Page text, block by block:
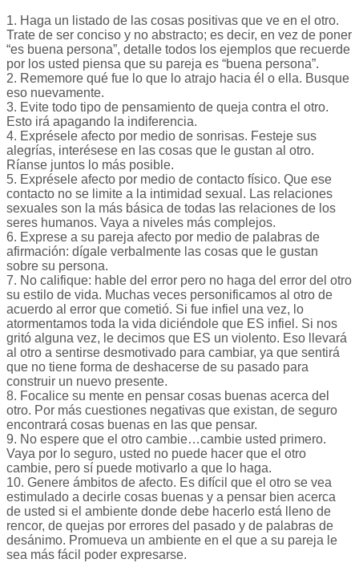
1. Haga un listado de las cosas positivas que ve en el otro.
Trate de ser conciso y no abstracto; es decir, en vez de poner
“es buena persona”, detalle todos los ejemplos que recuerde
por los usted piensa que su pareja es “buena persona”.
2. Rememore qué fue lo que lo atrajo hacia él o ella. Busque
eso nuevamente.
3. Evite todo tipo de pensamiento de queja contra el otro.
Esto irá apagando la indiferencia.
4. Exprésele afecto por medio de sonrisas. Festeje sus
alegrías, interésese en las cosas que le gustan al otro.
Ríanse juntos lo más posible.
5. Exprésele afecto por medio de contacto físico. Que ese
contacto no se limite a la intimidad sexual. Las relaciones
sexuales son la más básica de todas las relaciones de los
seres humanos. Vaya a niveles más complejos.
6. Exprese a su pareja afecto por medio de palabras de
afirmación: dígale verbalmente las cosas que le gustan
sobre su persona.
7. No califique: hable del error pero no haga del error del otro
su estilo de vida. Muchas veces personificamos al otro de
acuerdo al error que cometió. Si fue infiel una vez, lo
atormentamos toda la vida diciéndole que ES infiel. Si nos
gritó alguna vez, le decimos que ES un violento. Eso llevará
al otro a sentirse desmotivado para cambiar, ya que sentirá
que no tiene forma de deshacerse de su pasado para
construir un nuevo presente.
8. Focalice su mente en pensar cosas buenas acerca del
otro. Por más cuestiones negativas que existan, de seguro
encontrará cosas buenas en las que pensar.
9. No espere que el otro cambie…cambie usted primero.
Vaya por lo seguro, usted no puede hacer que el otro
cambie, pero sí puede motivarlo a que lo haga.
10. Genere ámbitos de afecto. Es difícil que el otro se vea
estimulado a decirle cosas buenas y a pensar bien acerca
de usted si el ambiente donde debe hacerlo está lleno de
rencor, de quejas por errores del pasado y de palabras de
desánimo. Promueva un ambiente en el que a su pareja le
sea más fácil poder expresarse.